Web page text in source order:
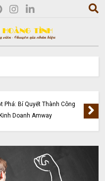
Phá: Bí Quyết Thành Công
Doanh Amway